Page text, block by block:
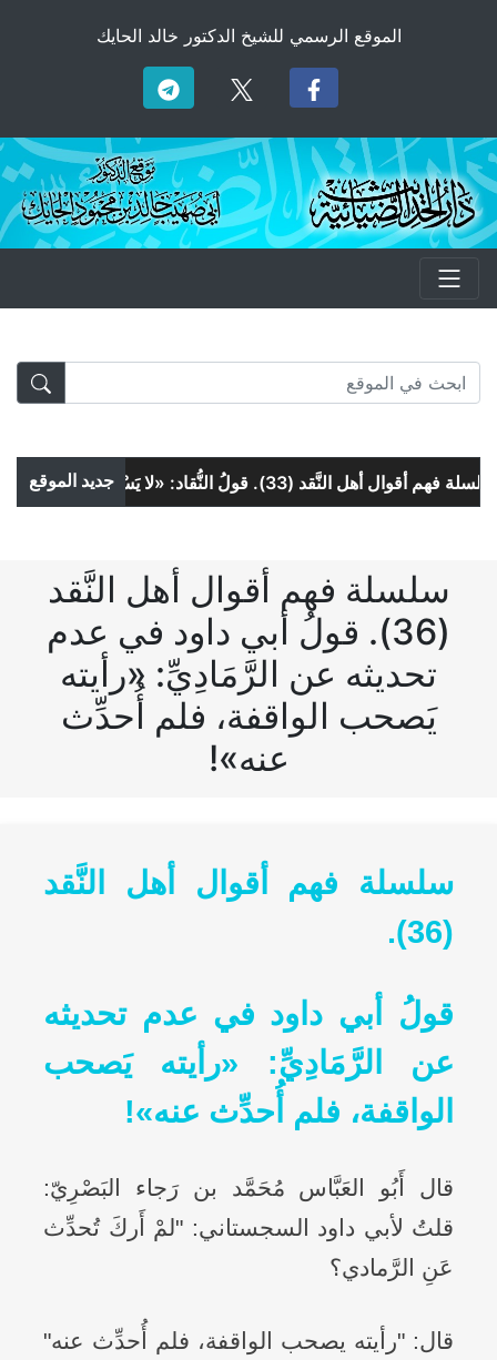
الموقع الرسمي للشيخ الدكتور خالد الحايك
جديد الموقع فهم أقوال أهل النَّقد (33). قولُ النُّقاد: «لا يَسْتَخِفُّه» و«لا يَسْتَمْرِئُه»!
سلسلة فهم أقوال أهل النَّقد
(36). قولُ أبي داود في عدم
تحديثه عن الرَّمَادِيِّ: «رأيته
يَصحب الواقفة، فلم أُحدِّث
عنه»!
سلسلة فهم أقوال أهل النَّقد
(36).
قولُ أبي داود في عدم تحديثه
عن الرَّمَادِيِّ: «رأيته يَصحب
الواقفة، فلم أُحدِّث عنه»!
قال أَبُو العَبَّاس مُحَمَّد بن رَجاء البَصْرِيّ:
قلتُ لأبي داود السجستاني: "لمْ أَركَ تُحدِّث
عَنِ الرَّمادي؟
قال: "رأيته يصحب الواقفة، فلم أُحدِّث عنه"